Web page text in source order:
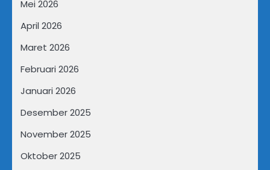
Mei 2026
April 2026
Maret 2026
Februari 2026
Januari 2026
Desember 2025
November 2025
Oktober 2025